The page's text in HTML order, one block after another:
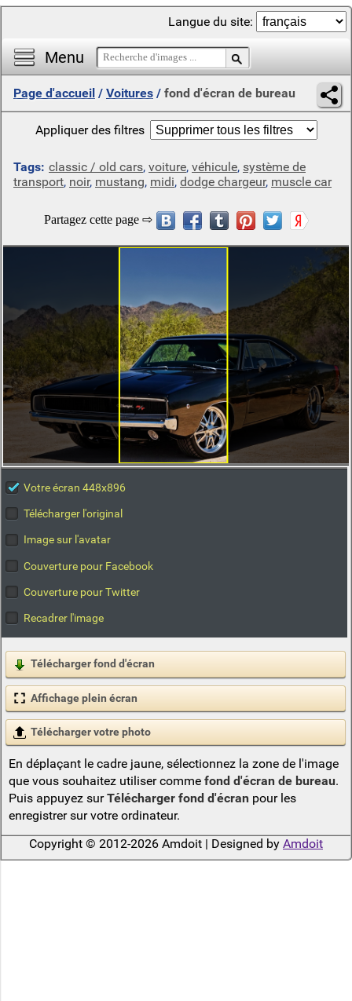
Menu
Langue du site:
Page d'accueil / Voitures / fond d'écran de bureau
Appliquer des filtres
Tags: classic / old cars, voiture, véhicule, système de
transport, noir, mustang, midi, dodge chargeur, muscle car
Votre écran 448x896
Télécharger l'original
Image sur l'avatar
Couverture pour Facebook
Couverture pour Twitter
Recadrer l'image
Télécharger fond d'écran
Affichage plein écran
Télécharger votre photo
En déplaçant le cadre jaune, sélectionnez la zone de l'image
que vous souhaitez utiliser comme fond d'écran de bureau.
Puis appuyez surTélécharger fond d'écranpour les
enregistrer sur votre ordinateur.
Copyright © 2012-2026 Amdoit | Designed by Amdoit